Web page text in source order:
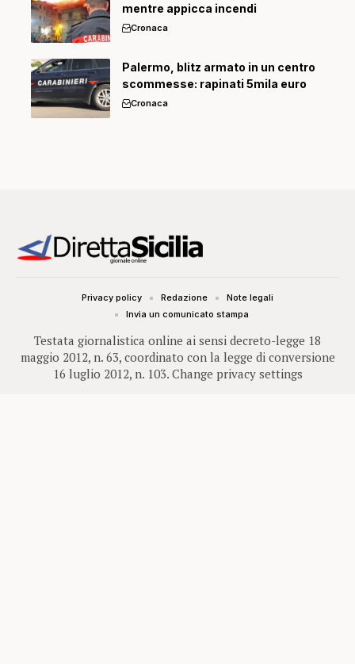
mentre appicca incendi
Cronaca
Palermo, blitz armato in un centro
scommesse: rapinati 5mila euro
Cronaca
Testata giornalistica online ai sensi decreto-legge 18
maggio 2012, n. 63, coordinato con la legge di conversione
16 luglio 2012, n. 103. Change privacy settings
Privacy policy Redazione
Note legali
Invia un comunicato stampa